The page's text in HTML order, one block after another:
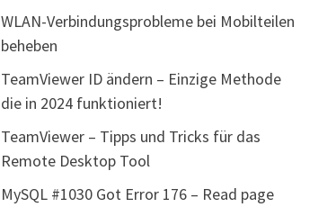
WLAN-Verbindungsprobleme bei Mobilteilen
beheben
TeamViewer ID ändern – Einzige Methode
die in 2024 funktioniert!
TeamViewer – Tipps und Tricks für das
Remote Desktop Tool
MySQL #1030 Got Error 176 – Read page